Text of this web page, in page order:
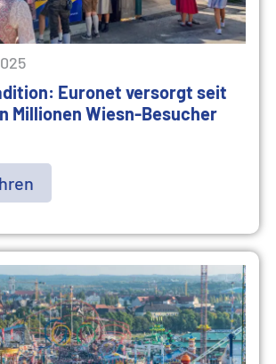
Euronet versorgt seit
Millionen Wiesn-Besucher